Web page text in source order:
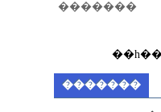
�������
�������